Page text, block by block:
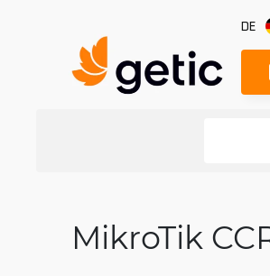
DE
MikroTik